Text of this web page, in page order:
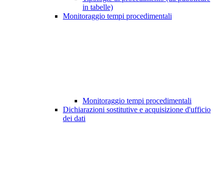
in tabelle)
Monitoraggio tempi procedimentali
Monitoraggio tempi procedimentali
Dichiarazioni sostitutive e acquisizione d'ufficio
dei dati